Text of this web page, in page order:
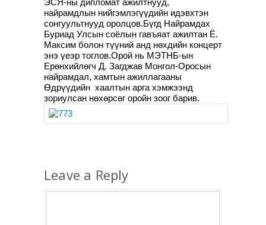
ЭСЯ-ны дипломат ажилтнууд,
найрамдлын нийгэмлэгүүдийн идэвхтэн
сонгуультнууд оролцов.Бүгд Найрамдах
Буриад Улсын соёлын гавъяат ажилтан Ё.
Максим болон түүний анд нөхдийн концерт
энэ үеэр тоглов.Орой нь МЭТНБ-ын
Ерөнхийлөгч Д. Загджав Монгол-Оросын
найрамдал, хамтын ажиллагааны
Өдрүүдийн хаалтын арга хэмжээнд
зориулсан нөхөрсөг оройн зоог барив.
Leave a Reply